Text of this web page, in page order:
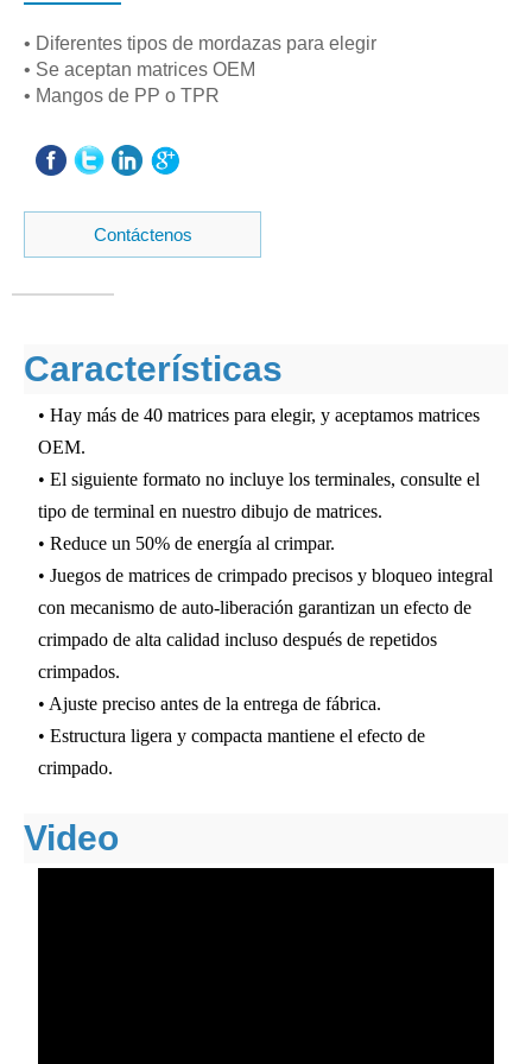
• Diferentes tipos de mordazas para elegir
• Se aceptan matrices OEM
• Mangos de PP o TPR
Contáctenos
Características
• Hay más de 40 matrices para elegir, y aceptamos matrices
OEM.
• El siguiente formato no incluye los terminales, consulte el
tipo de terminal en nuestro dibujo de matrices.
• Reduce un 50% de energía al crimpar.
• Juegos de matrices de crimpado precisos y bloqueo integral
con mecanismo de auto-liberación garantizan un efecto de
crimpado de alta calidad incluso después de repetidos
crimpados.
• Ajuste preciso antes de la entrega de fábrica.
• Estructura ligera y compacta mantiene el efecto de
crimpado.
Video